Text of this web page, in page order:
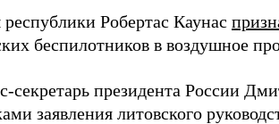
Робертас Каунас
беспилотников в воздушное
секретарь президента России
заявления литовского